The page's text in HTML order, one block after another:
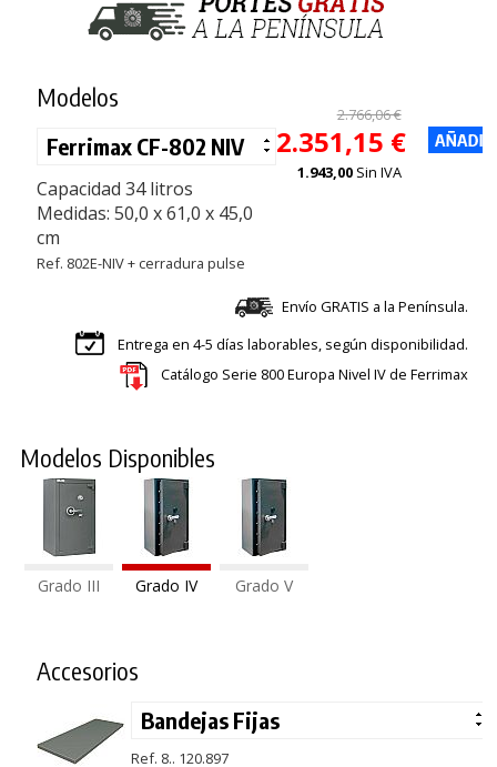
Modelos
Capacidad 34 litros
Medidas: 50,0 x 61,0 x 45,0
cm
Ref. 802E-NIV + cerradura pulse
2.766,06 €
2.351,15 €
1.943,00 Sin IVA
Envío GRATIS a la Península.
Entrega en 4-5 días laborables, según disponibilidad.
Catálogo Serie 800 Europa Nivel IV de Ferrimax
Modelos Disponibles
Grado III Grado IV Grado V
Accesorios
Ref. 8.. 120.897